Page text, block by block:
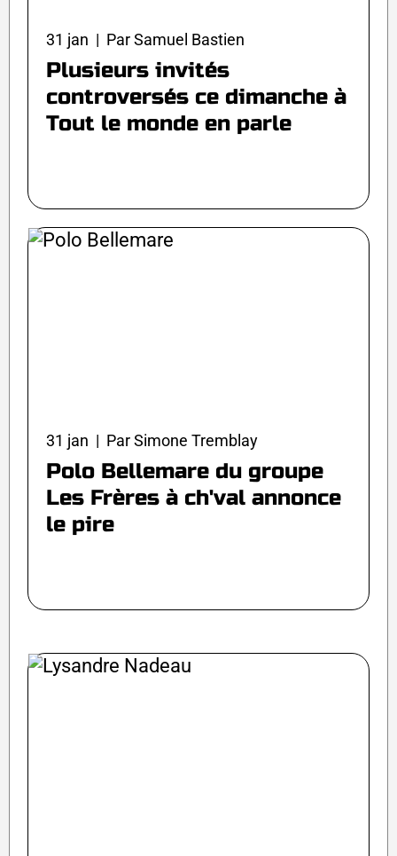
31 jan | Par Samuel Bastien
Plusieurs invités
controversés ce dimanche à
Tout le monde en parle
31 jan | Par Simone Tremblay
Polo Bellemare du groupe
Les Frères à ch'val annonce
le pire